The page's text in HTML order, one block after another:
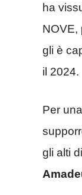
ha
NOVE,
gli è
il 2024.
Per
gli alti